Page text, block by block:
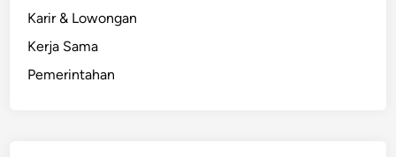
Karir & Lowongan
Kerja Sama
Pemerintahan